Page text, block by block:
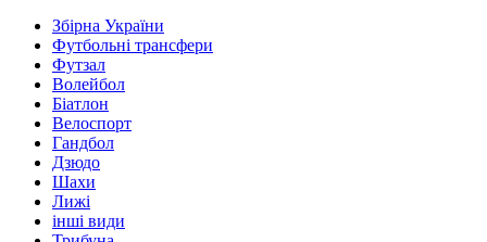
Збірна України
Футбольні трансфери
Футзал
Волейбол
Біатлон
Велоспорт
Гандбол
Дзюдо
Шахи
Лижі
інші види